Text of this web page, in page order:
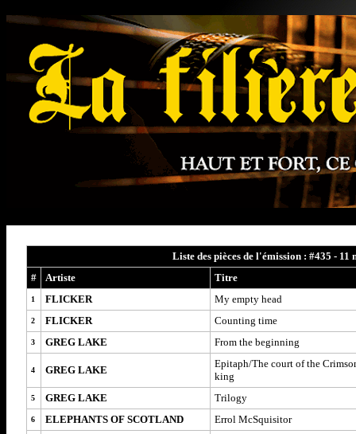
Liste des pièces de l'émission : #435 - 11
#
Artiste Titre
1 FLICKER My empty head
2 FLICKER Counting time
3 GREG LAKE From the beginning
4 GREG LAKE
Epitaph/The court of the
king
5 GREG LAKE Trilogy
6 ELEPHANTS OF SCOTLAND Errol McSquisitor